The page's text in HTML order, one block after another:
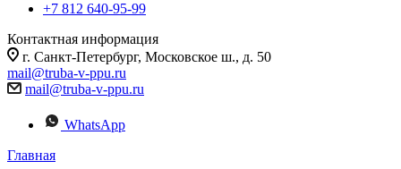
+7 812 640-95-99
Контактная информация
г. Санкт-Петербург, Московское ш., д. 50
mail@truba-v-ppu.ru
mail@truba-v-ppu.ru
WhatsApp
Главная